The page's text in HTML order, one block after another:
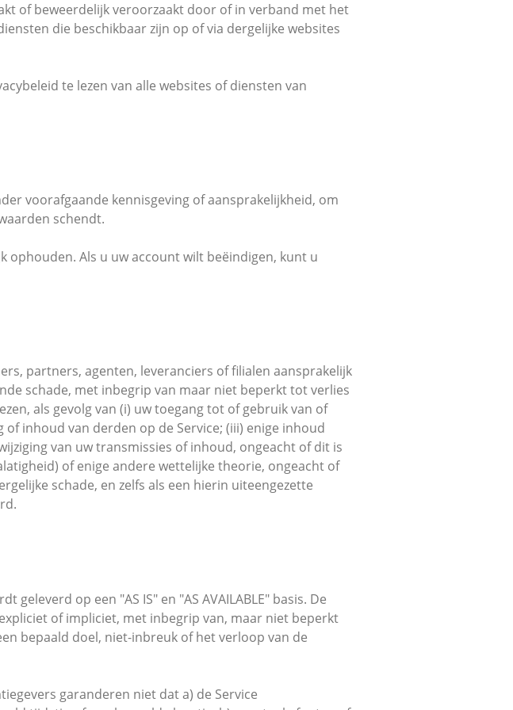
of beweerdelijk veroorzaakt door of in verband met het
die beschikbaar zijn op of via dergelijke websites
te lezen van alle websites of diensten van
voorafgaande kennisgeving of aansprakelijkheid, om
schendt.
ophouden. Als u uw account wilt beëindigen, kunt u
partners, agenten, leveranciers of filialen aansprakelijk
schade, met inbegrip van maar niet beperkt tot verlies
als gevolg van (i) uw toegang tot of gebruik van of
inhoud van derden op de Service; (iii) enige inhoud
van uw transmissies of inhoud, ongeacht of dit is
of enige andere wettelijke theorie, ongeacht of
schade, en zelfs als een hierin uiteengezette
geleverd op een "AS IS" en "AS AVAILABLE" basis. De
of impliciet, met inbegrip van, maar niet beperkt
bepaald doel, niet-inbreuk of het verloop van de
garanderen niet dat a) de Service